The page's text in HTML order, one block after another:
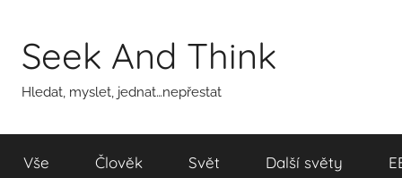
obsahu
Seek And Think
Hledat, myslet, jednat…nepřestat
Vše Člověk Svět Další světy